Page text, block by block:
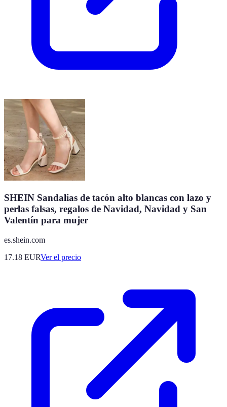
SHEIN Sandalias de tacón alto blancas con lazo y
perlas falsas, regalos de Navidad, Navidad y San
Valentín para mujer
es.shein.com
17.18 EURVer el precio